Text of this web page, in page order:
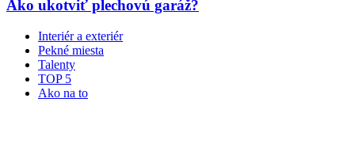
Ako ukotviť plechovú garáž?
Interiér a exteriér
Pekné miesta
Talenty
TOP 5
Ako na to